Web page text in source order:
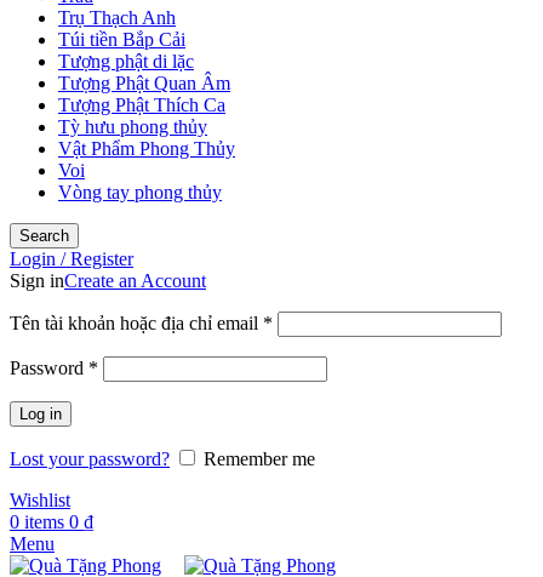
Trụ Thạch Anh
Túi tiền Bắp Cải
Tượng phật di lặc
Tượng Phật Quan Âm
Tượng Phật Thích Ca
Tỳ hưu phong thủy
Vật Phẩm Phong Thủy
Voi
Vòng tay phong thủy
Search
Login / Register
Sign inCreate an Account
Tên tài khoản hoặc địa chỉ email *
Password *
Log in
Lost your password?
Remember me
Wishlist
0 items 0 ₫
Menu